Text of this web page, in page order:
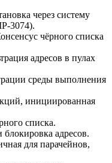
через систему
3074).
чёрного списка
адресов в пулах
среды выполнения
инициированная
списка.
адресов.
для парачейнов,